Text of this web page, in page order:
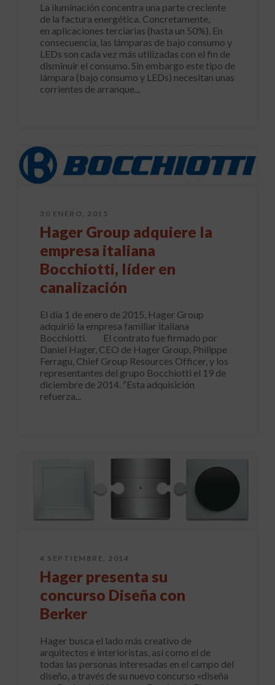
La iluminación concentra una parte creciente
de la factura energética. Concretamente,
en aplicaciones terciarias (hasta un 50%). En
consecuencia, las lámparas de bajo consumo y
LEDs son cada vez más utilizadas con el fin de
disminuir el consumo. Sin embargo este tipo de
lámpara (bajo consumo y LEDs) necesitan unas
corrientes de arranque...
30 ENERO, 2015
Hager Group adquiere la
empresa italiana
Bocchiotti, líder en
canalización
El día 1 de enero de 2015, Hager Group
adquirió la empresa familiar italiana
Bocchiotti. El contrato fue firmado por
Daniel Hager, CEO de Hager Group, Philippe
Ferragu, Chief Group Resources Officer, y los
representantes del grupo Bocchiotti el 19 de
diciembre de 2014. “Esta adquisición
refuerza...
4 SEPTIEMBRE, 2014
Hager presenta su
concurso Diseña con
Berker
Hager busca el lado más creativo de
arquitectos e interioristas, así como el de
todas las personas interesadas en el campo del
diseño, a través de su nuevo concurso «diseña